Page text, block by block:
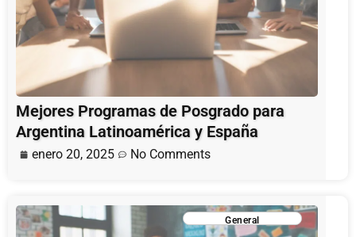
Mejores Programas de Posgrado para
Argentina Latinoamérica y España
enero 20, 2025 No Comments
General